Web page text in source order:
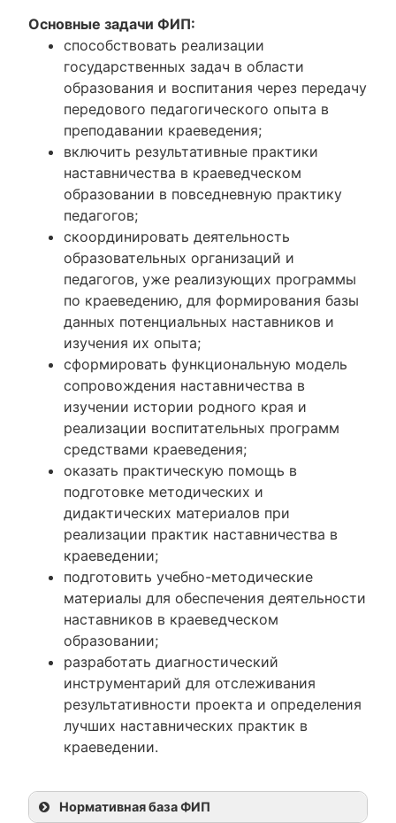
Основные задачи ФИП:
способствовать реализации
государственных задач в области
образования и воспитания через передачу
передового педагогического опыта в
преподавании краеведения;
включить результативные практики
наставничества в краеведческом
образовании в повседневную практику
педагогов;
скоординировать деятельность
образовательных организаций и
педагогов, уже реализующих программы
по краеведению, для формирования базы
данных потенциальных наставников и
изучения их опыта;
сформировать функциональную модель
сопровождения наставничества в
изучении истории родного края и
реализации воспитательных программ
средствами краеведения;
оказать практическую помощь в
подготовке методических и
дидактических материалов при
реализации практик наставничества в
краеведении;
подготовить учебно-методические
материалы для обеспечения деятельности
наставников в краеведческом
образовании;
разработать диагностический
инструментарий для отслеживания
результативности проекта и определения
лучших наставнических практик в
краеведении.
Нормативная база ФИП